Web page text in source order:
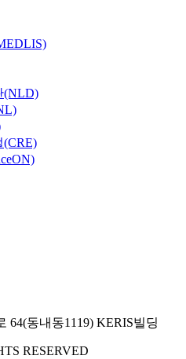
(NLD)
64(동내동1119) KERIS빌딩
RESERVED